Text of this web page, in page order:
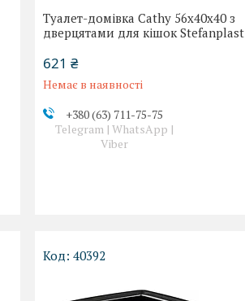
Туалет-домівка Cathy 56x40x40 з
дверцятами для кішок Stefanplast
621 ₴
Немає в наявності
+380 (63) 711-75-75
Telegram | WhatsApp |
Viber
40392